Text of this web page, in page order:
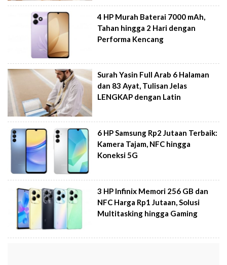
4 HP Murah Baterai 7000 mAh,
Tahan hingga 2 Hari dengan
Performa Kencang
Surah Yasin Full Arab 6 Halaman
dan 83 Ayat, Tulisan Jelas
LENGKAP dengan Latin
6 HP Samsung Rp2 Jutaan Terbaik:
Kamera Tajam, NFC hingga
Koneksi 5G
3 HP Infinix Memori 256 GB dan
NFC Harga Rp1 Jutaan, Solusi
Multitasking hingga Gaming